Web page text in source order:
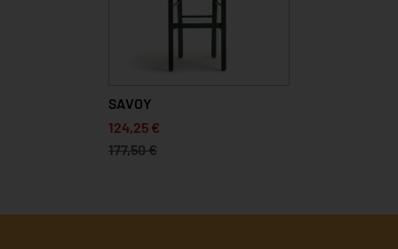
SAVOY
124,25 €
177,50 €